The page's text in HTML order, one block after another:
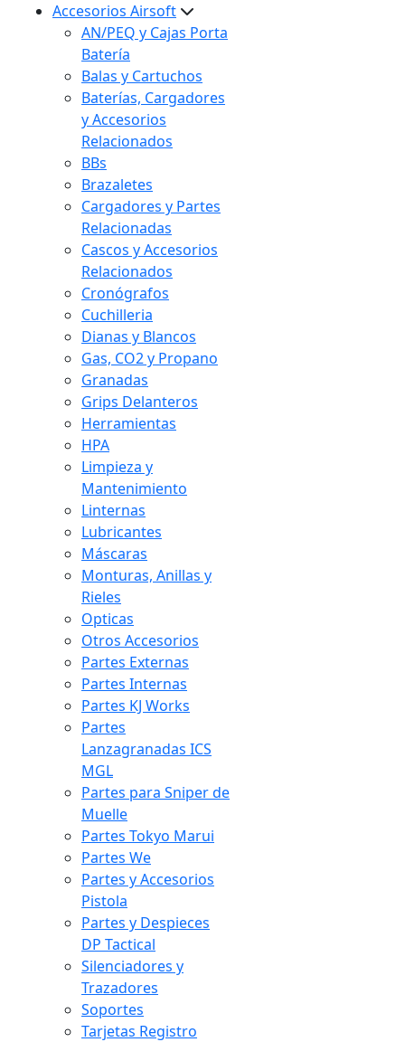
Accesorios Airsoft
AN/PEQ y Cajas Porta
Batería
Balas y Cartuchos
Baterías, Cargadores
y Accesorios
Relacionados
BBs
Brazaletes
Cargadores y Partes
Relacionadas
Cascos y Accesorios
Relacionados
Cronógrafos
Cuchilleria
Dianas y Blancos
Gas, CO2 y Propano
Granadas
Grips Delanteros
Herramientas
HPA
Limpieza y
Mantenimiento
Linternas
Lubricantes
Máscaras
Monturas, Anillas y
Rieles
Opticas
Otros Accesorios
Partes Externas
Partes Internas
Partes KJ Works
Partes
Lanzagranadas ICS
MGL
Partes para Sniper de
Muelle
Partes Tokyo Marui
Partes We
Partes y Accesorios
Pistola
Partes y Despieces
DP Tactical
Silenciadores y
Trazadores
Soportes
Tarjetas Registro